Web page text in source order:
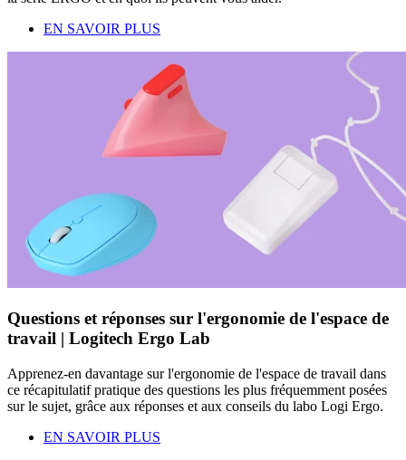
EN SAVOIR PLUS
Questions et réponses sur l'ergonomie de l'espace de
travail | Logitech Ergo Lab
Apprenez-en davantage sur l'ergonomie de l'espace de travail dans
ce récapitulatif pratique des questions les plus fréquemment posées
sur le sujet, grâce aux réponses et aux conseils du labo Logi Ergo.
EN SAVOIR PLUS